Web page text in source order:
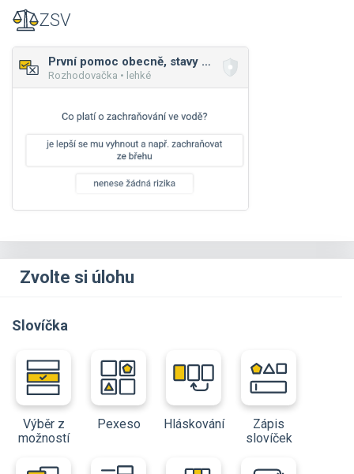
ZSV
První pomoc obecně, stavy ohrožující život
Rozhodovačka • lehké
Zvolte si úlohu
Slovíčka
Výběr z
možností
Pexeso Hláskování
Zápis
slovíček